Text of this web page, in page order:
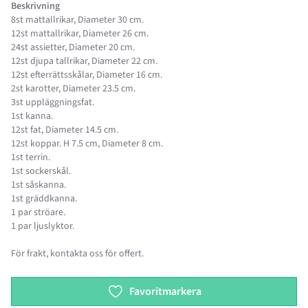
Beskrivning
8st mattallrikar, Diameter 30 cm.
12st mattallrikar, Diameter 26 cm.
24st assietter, Diameter 20 cm.
12st djupa tallrikar, Diameter 22 cm.
12st efterrättsskålar, Diameter 16 cm.
2st karotter, Diameter 23.5 cm.
3st uppläggningsfat.
1st kanna.
12st fat, Diameter 14.5 cm.
12st koppar. H 7.5 cm, Diameter 8 cm.
1st terrin.
1st sockerskål.
1st såskanna.
1st gräddkanna.
1 par ströare.
1 par ljuslyktor.
För frakt, kontakta oss för offert.
Favoritmarkera